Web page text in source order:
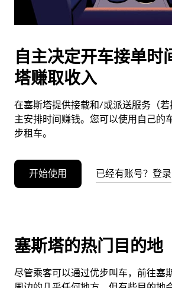
闭
日
历。
自主决定开车接单时
塔赚取收入
在塞斯塔提供接载和/或派送服务（若
主安排时间赚钱。您可以使用自己的
步租车。
开始使用 已经有账号？登录
塞斯塔的热门目的地
尽管乘客可以通过优步叫车，前往塞